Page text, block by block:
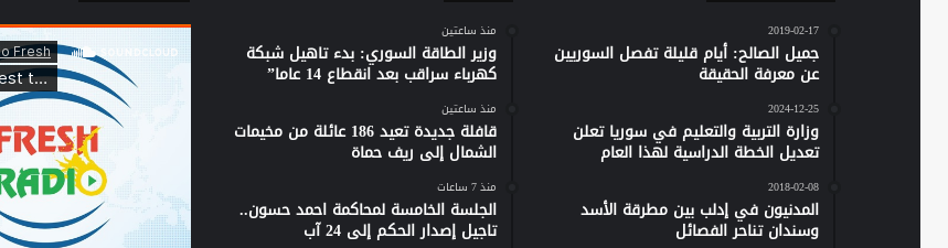
2019-02-17
جميل الصالح: أيام قليلة تفصل السوريين
عن معرفة الحقيقة
2024-12-25
وزارة التربية والتعليم في سوريا تعلن
تعديل الخطة الدراسية لهذا العام
2018-02-08
المدنيون في إدلب بين مطرقة الأسد
وسندان تناحر الفصائل
منذ ساعتين
وزير الطاقة السوري: بدء تاهيل شبكة
كهرباء سراقب بعد انقطاع 14 عاما”
منذ ساعتين
قافلة جديدة تعيد 186 عائلة من مخيمات
الشمال إلى ريف حماة
منذ 7 ساعات
الجلسة الخامسة لمحاكمة احمد حسون..
تاجيل إصدار الحكم إلى 24 آب